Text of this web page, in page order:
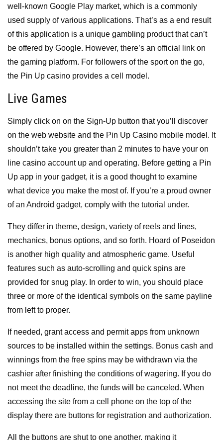
well-known Google Play market, which is a commonly
used supply of various applications. That’s as a end result
of this application is a unique gambling product that can’t
be offered by Google. However, there’s an official link on
the gaming platform. For followers of the sport on the go,
the Pin Up casino provides a cell model.
Live Games
Simply click on on the Sign-Up button that you’ll discover
on the web website and the Pin Up Casino mobile model. It
shouldn’t take you greater than 2 minutes to have your on
line casino account up and operating. Before getting a Pin
Up app in your gadget, it is a good thought to examine
what device you make the most of. If you’re a proud owner
of an Android gadget, comply with the tutorial under.
They differ in theme, design, variety of reels and lines,
mechanics, bonus options, and so forth. Hoard of Poseidon
is another high quality and atmospheric game. Useful
features such as auto-scrolling and quick spins are
provided for snug play. In order to win, you should place
three or more of the identical symbols on the same payline
from left to proper.
If needed, grant access and permit apps from unknown
sources to be installed within the settings. Bonus cash and
winnings from the free spins may be withdrawn via the
cashier after finishing the conditions of wagering. If you do
not meet the deadline, the funds will be canceled. When
accessing the site from a cell phone on the top of the
display there are buttons for registration and authorization.
All the buttons are shut to one another, making it